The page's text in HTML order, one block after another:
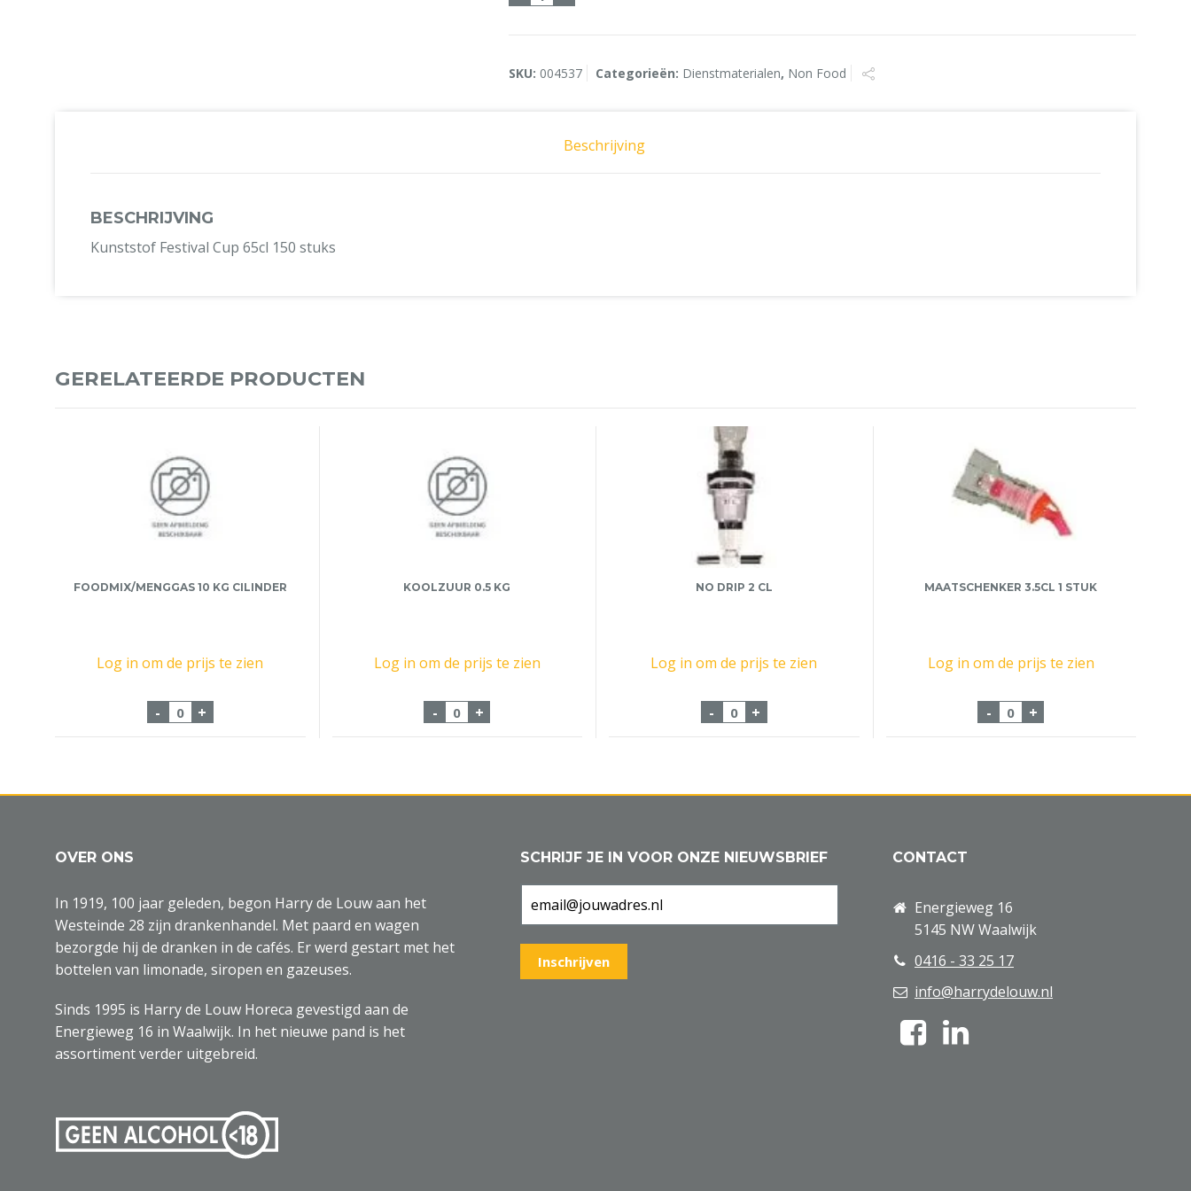
SKU: 004537 Categorieën: Dienstmaterialen, Non Food
Beschrijving
BESCHRIJVING
Kunststof Festival Cup 65cl 150 stuks
GERELATEERDE PRODUCTEN
FOODMIX/MENGGAS 10 KG CILINDER
Log in om de prijs te zien
- Foodmix/Menggas 10 Kg Cilinder aantal
+
KOOLZUUR 0.5 KG
Log in om de prijs te zien
- Koolzuur 0.5 Kg aantal
+
NO DRIP 2 CL
Log in om de prijs te zien
- No Drip 2 cl aantal
+
MAATSCHENKER 3.5CL 1 STUK
Log in om de prijs te zien
- Maatschenker 3.5cl 1 stuk
+
OVER ONS
In 1919, 100 jaar geleden, begon Harry de Louw aan het
Westeinde 28 zijn drankenhandel. Met paard en wagen
bezorgde hij de dranken in de cafés. Er werd gestart met het
bottelen van limonade, siropen en gazeuses.
Sinds 1995 is Harry de Louw Horeca gevestigd aan de
Energieweg 16 in Waalwijk. In het nieuwe pand is het
assortiment verder uitgebreid.
SCHRIJF JE IN VOOR ONZE NIEUWSBRIEF CONTACT
Energieweg 16
5145 NW Waalwijk
0416 - 33 25 17
info@harrydelouw.nl